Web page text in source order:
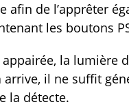
afin de l’apprêter
les boutons
la lumière
arrive, il ne suffit
la détecte.